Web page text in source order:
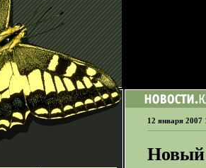
12 января 2007